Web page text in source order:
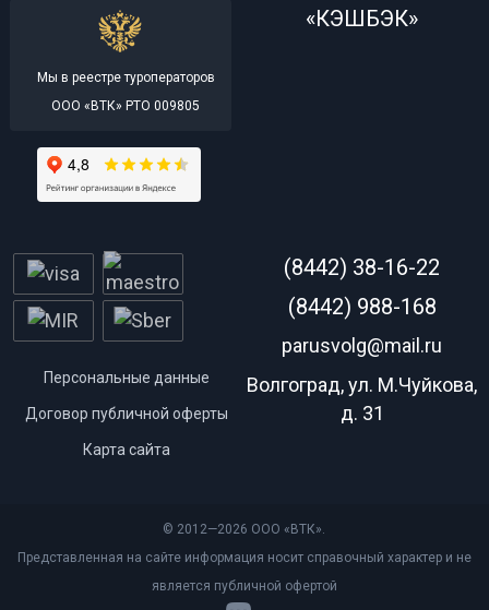
Мы в реестре туроператоров
ООО «ВТК» РТО 009805
«КЭШБЭК»
Персональные данные
Договор публичной оферты
Карта сайта
(8442) 38-16-22
(8442) 988-168
parusvolg@mail.ru
Волгоград, ул. М.Чуйкова,
д. 31
© 2012—2026 ООО «ВТК».
Представленная на сайте информация носит справочный характер и не
является публичной офертой